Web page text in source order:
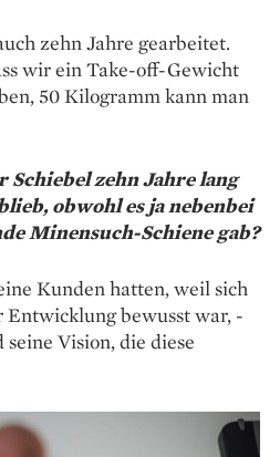
zehn Jahre gearbeitet.
wir ein Take-off-Gewicht
50 Kilogramm kann man
Schiebel zehn Jahre lang
obwohl es ja nebenbei
Minensuch-Schiene gab?
­Kunden hatten, weil sich
Entwicklung bewusst war,
Vision, die diese